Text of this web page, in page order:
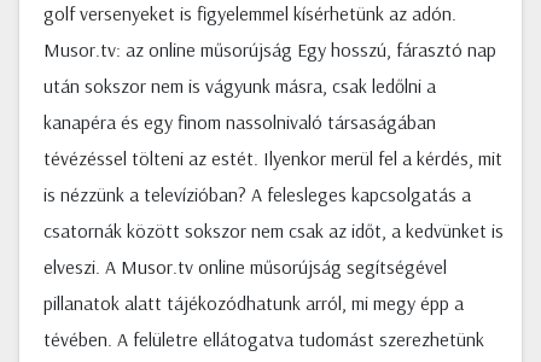
golf versenyeket is figyelemmel kísérhetünk az adón.
Musor.tv: az online műsorújság Egy hosszú, fárasztó nap
után sokszor nem is vágyunk másra, csak ledőlni a
kanapéra és egy finom nassolnivaló társaságában
tévézéssel tölteni az estét. Ilyenkor merül fel a kérdés, mit
is nézzünk a televízióban? A felesleges kapcsolgatás a
csatornák között sokszor nem csak az időt, a kedvünket is
elveszi. A Musor.tv online műsorújság segítségével
pillanatok alatt tájékozódhatunk arról, mi megy épp a
tévében. A felületre ellátogatva tudomást szerezhetünk